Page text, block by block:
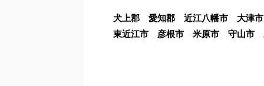
犬上郡 愛知郡 近江八幡市 大
東近江市 彦根市 米原市 守山市